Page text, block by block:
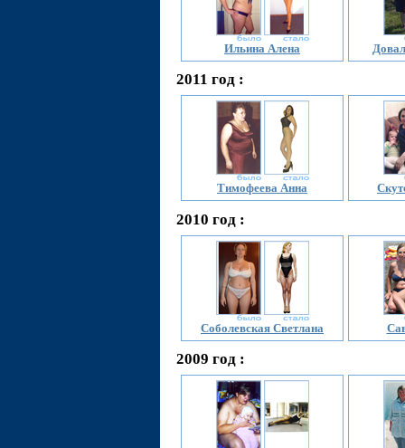
Ильина Алена
2011 год :
Тимофеева Анна
2010 год :
Соболевская Светлана
2009 год :